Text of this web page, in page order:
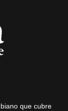
que cubre